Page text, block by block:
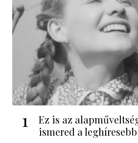
1
Ez is az
ismered a